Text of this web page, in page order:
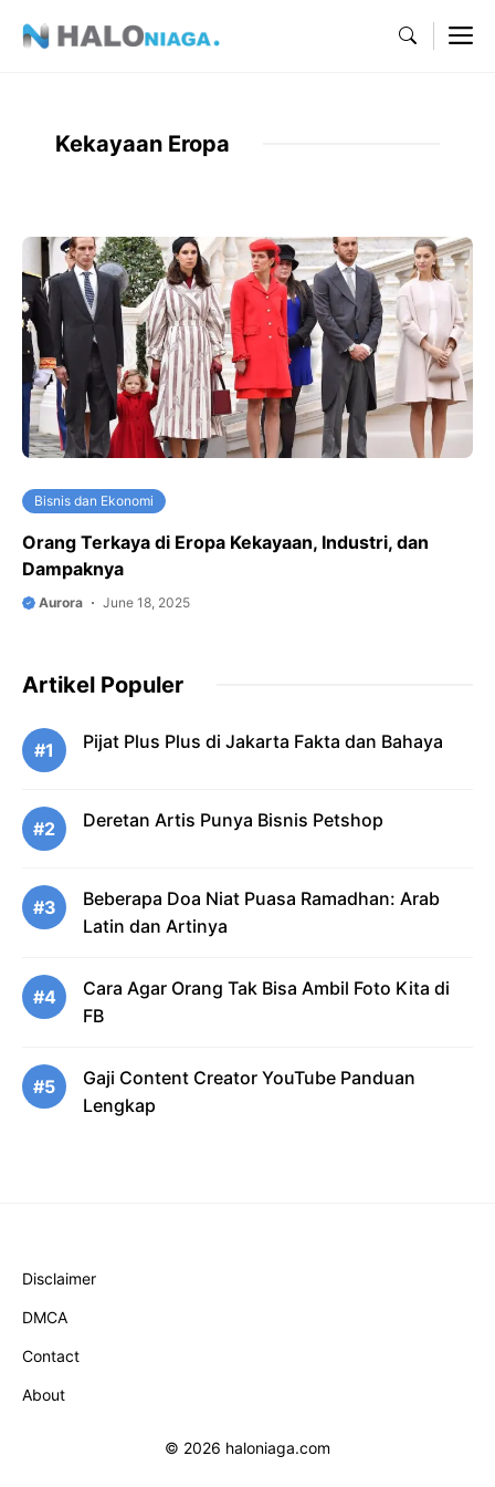
Kekayaan Eropa
Bisnis dan Ekonomi
Orang Terkaya di Eropa Kekayaan, Industri, dan
Dampaknya
Aurora June 18, 2025
Artikel Populer
#1 Pijat Plus Plus di Jakarta Fakta dan Bahaya
#2 Deretan Artis Punya Bisnis Petshop
#3
Beberapa Doa Niat Puasa Ramadhan: Arab
Latin dan Artinya
#4
Cara Agar Orang Tak Bisa Ambil Foto Kita di
FB
#5
Gaji Content Creator YouTube Panduan
Lengkap
Disclaimer
DMCA
Contact
About
© 2026 haloniaga.com